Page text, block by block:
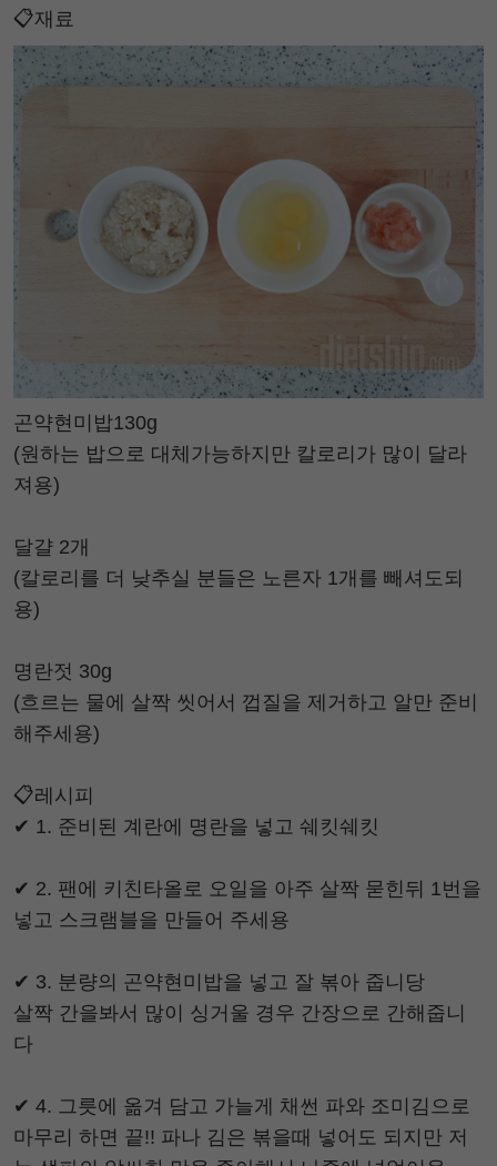
📋재료
곤약현미밥130g
(원하는 밥으로 대체가능하지만 칼로리가 많이 달라
져용)
달걀 2개
(칼로리를 더 낮추실 분들은 노른자 1개를 빼셔도되
용)
명란젓 30g
(흐르는 물에 살짝 씻어서 껍질을 제거하고 알만 준비
해주세용)
📋레시피
✔ 1. 준비된 계란에 명란을 넣고 쉐킷쉐킷
✔ 2. 팬에 키친타올로 오일을 아주 살짝 묻힌뒤 1번을
넣고 스크램블을 만들어 주세용
✔ 3. 분량의 곤약현미밥을 넣고 잘 볶아 줍니당
살짝 간을봐서 많이 싱거울 경우 간장으로 간해줍니
다
✔ 4. 그릇에 옮겨 담고 가늘게 채썬 파와 조미김으로
마무리 하면 끝!! 파나 김은 볶을때 넣어도 되지만 저